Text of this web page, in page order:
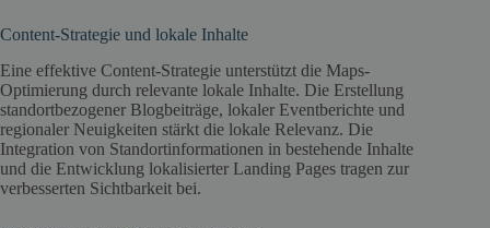
Content-Strategie und lokale Inhalte
Eine effektive Content-Strategie unterstützt die Maps-
Optimierung durch relevante lokale Inhalte. Die Erstellung
standortbezogener Blogbeiträge, lokaler Eventberichte und
regionaler Neuigkeiten stärkt die lokale Relevanz. Die
Integration von Standortinformationen in bestehende Inhalte
und die Entwicklung lokalisierter Landing Pages tragen zur
verbesserten Sichtbarkeit bei.